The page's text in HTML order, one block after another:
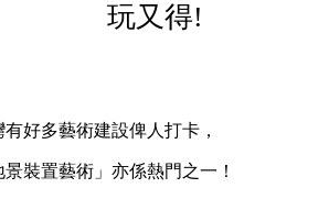
玩又得!
好多藝術建設俾人打卡，
裝置藝術」亦係熱門之一！